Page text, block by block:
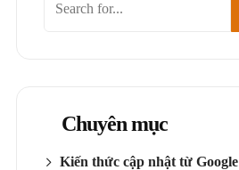
Chuyên mục
Kiến thức cập nhật từ Google